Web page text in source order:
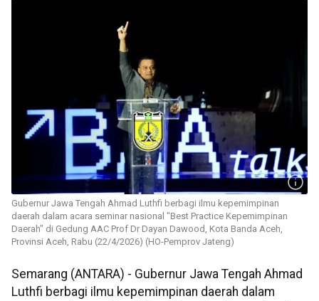
Gubernur Jawa Tengah Ahmad Luthfi berbagi ilmu kepemimpinan
daerah dalam acara seminar nasional "Best Practice Kepemimpinan
Daerah" di Gedung AAC Prof Dr Dayan Dawood, Kota Banda Aceh,
Provinsi Aceh, Rabu (22/4/2026) (HO-Pemprov Jateng)
Semarang (ANTARA) - Gubernur Jawa Tengah Ahmad
Luthfi berbagi ilmu kepemimpinan daerah dalam